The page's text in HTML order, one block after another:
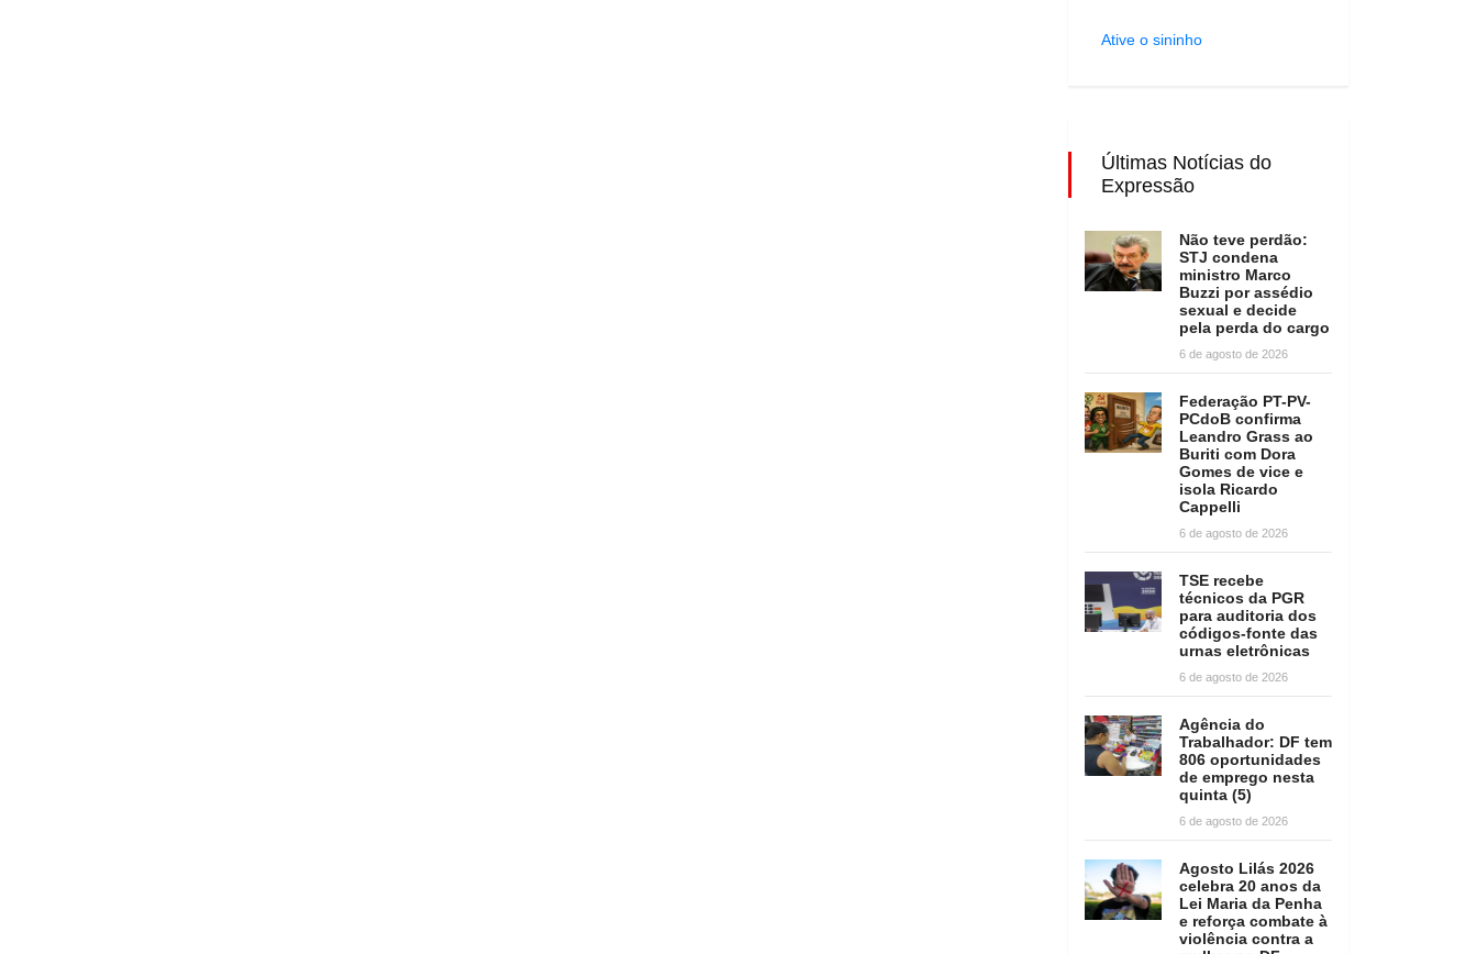
Ative o sininho
Últimas Notícias do
Expressão
Não teve perdão:
STJ condena
ministro Marco
Buzzi por assédio
sexual e decide
pela perda do cargo
6 de agosto de 2026
Federação PT-PV-
PCdoB confirma
Leandro Grass ao
Buriti com Dora
Gomes de vice e
isola Ricardo
Cappelli
6 de agosto de 2026
TSE recebe
técnicos da PGR
para auditoria dos
códigos-fonte das
urnas eletrônicas
6 de agosto de 2026
Agência do
Trabalhador: DF tem
806 oportunidades
de emprego nesta
quinta (5)
6 de agosto de 2026
Agosto Lilás 2026
celebra 20 anos da
Lei Maria da Penha
e reforça combate à
violência contra a